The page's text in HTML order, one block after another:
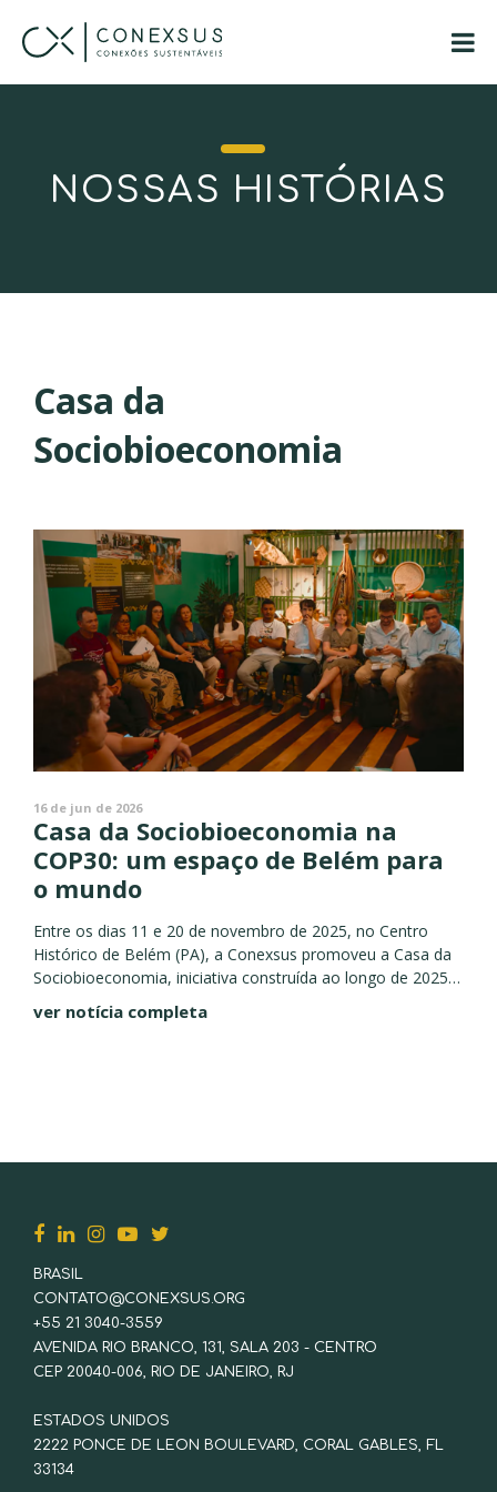
NOSSAS HISTÓRIAS
Casa da
Sociobioeconomia
16 de jun de 2026
Casa da Sociobioeconomia na
COP30: um espaço de Belém para
o mundo
Entre os dias 11 e 20 de novembro de 2025, no Centro
Histórico de Belém (PA), a Conexsus promoveu a Casa da
Sociobioeconomia, iniciativa construída ao longo de 2025
com apoio de organizações e instituições...
ver notícia completa
BRASIL
CONTATO@CONEXSUS.ORG
+55 21 3040-3559
AVENIDA RIO BRANCO, 131, SALA 203 - CENTRO
CEP 20040-006, RIO DE JANEIRO, RJ
ESTADOS UNIDOS
2222 PONCE DE LEON BOULEVARD, CORAL GABLES, FL
33134